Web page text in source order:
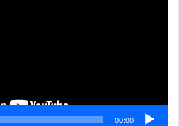
00:00